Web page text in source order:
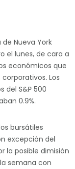
Nueva York
el lunes, de cara a
económicos que
Los
del S&P 500
0.9%.
bursátiles
excepción del
la posible dimisión
semana con